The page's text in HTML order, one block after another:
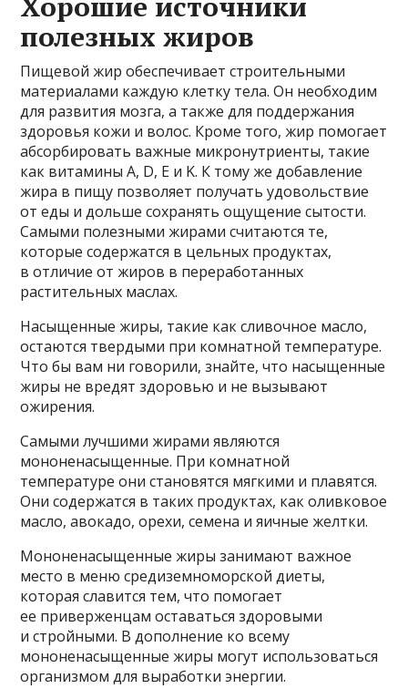
полезных жиров
Пищевой жир обеспечивает строительными
материалами каждую клетку тела. Он необходим
для развития мозга, а также для поддержания
здоровья кожи и волос. Кроме того, жир помогает
абсорбировать важные микронутриенты, такие
как витамины A, D, E и K. К тому же добавление
жира в пищу позволяет получать удовольствие
от еды и дольше сохранять ощущение сытости.
Самыми полезными жирами считаются те,
которые содержатся в цельных продуктах,
в отличие от жиров в переработанных
растительных маслах.
Насыщенные жиры, такие как сливочное масло,
остаются твердыми при комнатной температуре.
Что бы вам ни говорили, знайте, что насыщенные
жиры не вредят здоровью и не вызывают
ожирения.
Самыми лучшими жирами являются
мононенасыщенные. При комнатной
температуре они становятся мягкими и плавятся.
Они содержатся в таких продуктах, как оливковое
масло, авокадо, орехи, семена и яичные желтки.
Мононенасыщенные жиры занимают важное
место в меню средиземноморской диеты,
которая славится тем, что помогает
ее приверженцам оставаться здоровыми
и стройными. В дополнение ко всему
мононенасыщенные жиры могут использоваться
организмом для выработки энергии.